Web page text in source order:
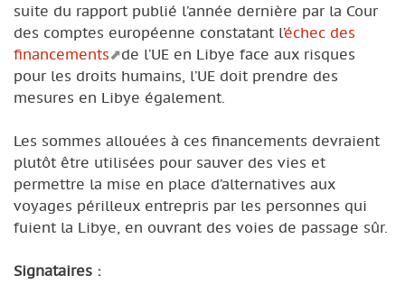
suite du rapport publié l’année dernière par la Cour
des comptes européenne constatant l’échec des
financements
de l’UE en Libye face aux risques
pour les droits humains, l’UE doit prendre des
mesures en Libye également.
Les sommes allouées à ces financements devraient
plutôt être utilisées pour sauver des vies et
permettre la mise en place d’alternatives aux
voyages périlleux entrepris par les personnes qui
fuient la Libye, en ouvrant des voies de passage sûr.
Signataires :